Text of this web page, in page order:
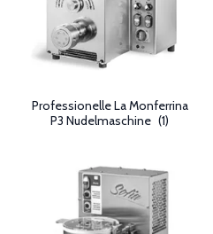
Professionelle La Monferrina
P3 Nudelmaschine (1)